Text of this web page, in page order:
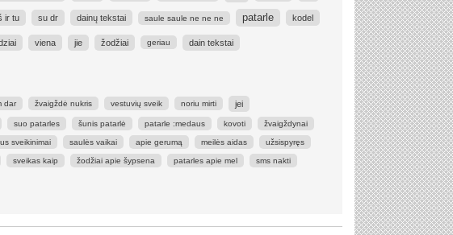
ir tu su dr dainų tekstai saule saule ne ne ne patarle kodel
viena jie žodžiai geriau dain tekstai
dar žvaigždė nukris vestuvių sveik noriu mirti jei
suo patarles šunis patarlė patarle :medaus kovoti žvaigždynai
sveikinimai saulės vaikai apie gerumą meilės aidas užsispyręs
sveikas kaip žodžiai apie šypsena patarles apie mel sms nakti